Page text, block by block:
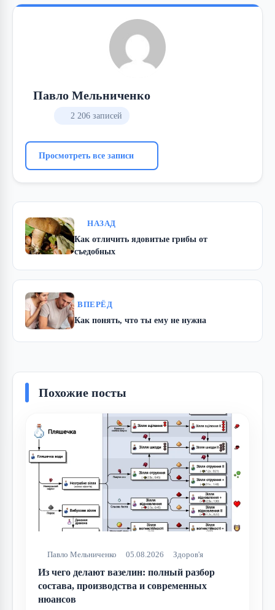
Павло Мельниченко
2 206 записей
Просмотреть все записи
НАЗАД
Как отличить ядовитые грибы от
съедобных
ВПЕРЁД
Как понять, что ты ему не нужна
Похожие посты
Павло Мельниченко 05.08.2026 Здоров'я
Из чего делают вазелин: полный разбор
состава, производства и современных
нюансов